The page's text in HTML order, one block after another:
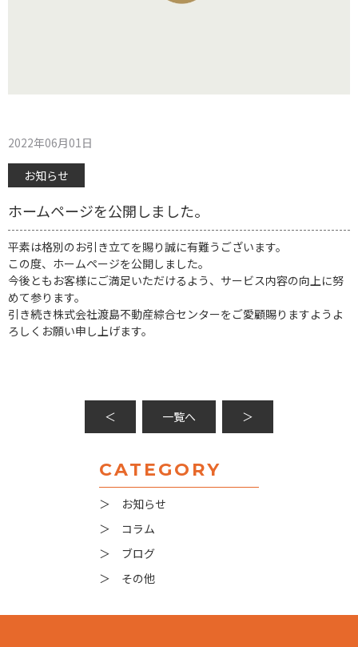
2022年06月01日
お知らせ
ホームページを公開しました。
平素は格別のお引き立てを賜り誠に有難うございます。
この度、ホームページを公開しました。
今後ともお客様にご満足いただけるよう、サービス内容の向上に努
めて参ります。
引き続き株式会社渡島不動産綜合センターをご愛顧賜りますようよ
ろしくお願い申し上げます。
＜ 一覧へ ＞
CATEGORY
＞ お知らせ
＞ コラム
＞ ブログ
＞ その他